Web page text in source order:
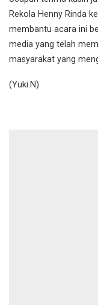
Rekola Henny Rinda
membantu acara ini
media yang telah
masyarakat yang
(Yuki.N)